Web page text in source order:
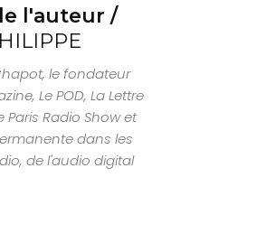
l'auteur /
le fondateur
Le POD, La Lettre
Paris Radio Show et
dans les
de l'audio digital